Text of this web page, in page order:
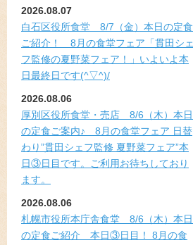
2026.08.07
白石区役所食堂 8/7（金）本日の定食
ご紹介！ 8月の食堂フェア「貫田シェ
フ監修の夏野菜フェア！」いよいよ本
日最終日です(^▽^)/
2026.08.06
厚別区役所食堂・売店 8/6（木）本日
の定食ご案内♪ 8月の食堂フェア 日替
わり”貫田シェフ監修 夏野菜フェア”本
日③日目です。ご利用お待ちしており
ます。
2026.08.06
札幌市役所本庁舎食堂 8/6（木）本日
の定食ご紹介 本日③日目！ 8月の食